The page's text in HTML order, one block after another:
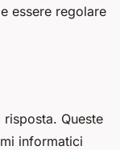
essere regolare
Queste
informatici